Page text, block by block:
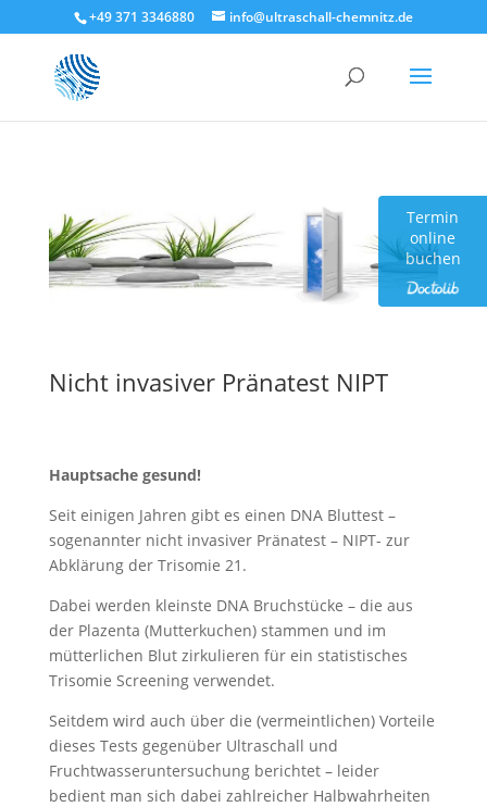
+49 371 3346880 info@ultraschall-chemnitz.de
Nicht invasiver Pränatest NIPT
Hauptsache gesund!
Seit einigen Jahren gibt es einen DNA Bluttest –
sogenannter nicht invasiver Pränatest – NIPT- zur
Abklärung der Trisomie 21.
Dabei werden kleinste DNA Bruchstücke – die aus
der Plazenta (Mutterkuchen) stammen und im
mütterlichen Blut zirkulieren für ein statistisches
Trisomie Screening verwendet.
Seitdem wird auch über die (vermeintlichen) Vorteile
dieses Tests gegenüber Ultraschall und
Fruchtwasseruntersuchung berichtet – leider
bedient man sich dabei zahlreicher Halbwahrheiten
Termin
online
buchen